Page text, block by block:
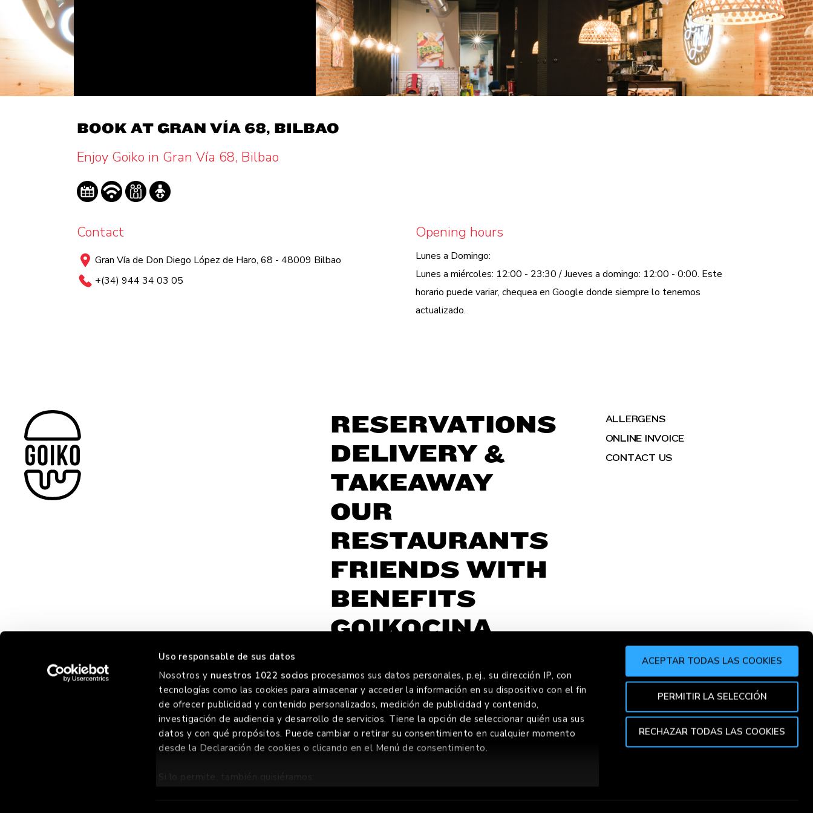
Uso responsable de sus datos
Nosotros y nuestros 1022 socios procesamos sus datos personales, p.ej., su dirección IP, con
tecnologías como las cookies para almacenar y acceder la información en su dispositivo con el fin
de ofrecer publicidad y contenido personalizados, medición de publicidad y contenido,
investigación de audiencia y desarrollo de servicios. Tiene la opción de seleccionar quién usa sus
datos y con qué propósitos. Puede cambiar o retirar su consentimiento en cualquier momento
desde la Declaración de cookies o clicando en el Menú de consentimiento.
Si lo permite, también quisiéramos:
ACEPTAR TODAS LAS COOKIES
PERMITIR LA SELECCIÓN
RECHAZAR TODAS LAS COOKIES
BOOK AT GRAN VÍA 68, BILBAO
Enjoy Goiko in Gran Vía 68, Bilbao
Contact
Gran Vía de Don Diego López de Haro, 68 - 48009 Bilbao
+(34) 944 34 03 05
Opening hours
Lunes a Domingo:
Lunes a miércoles: 12:00 - 23:30 / Jueves a domingo: 12:00 - 0:00. Este
horario puede variar, chequea en Google donde siempre lo tenemos
actualizado.
RESERVATIONS
DELIVERY &
TAKEAWAY
OUR
RESTAURANTS
FRIENDS WITH
BENEFITS
GOIKOCINA
ALLERGENS
ONLINE INVOICE
CONTACT US
FOREVER